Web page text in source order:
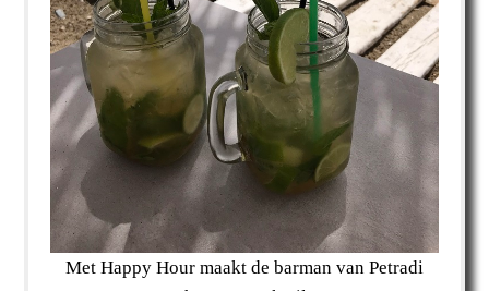
Met Happy Hour maakt de barman van Petradi